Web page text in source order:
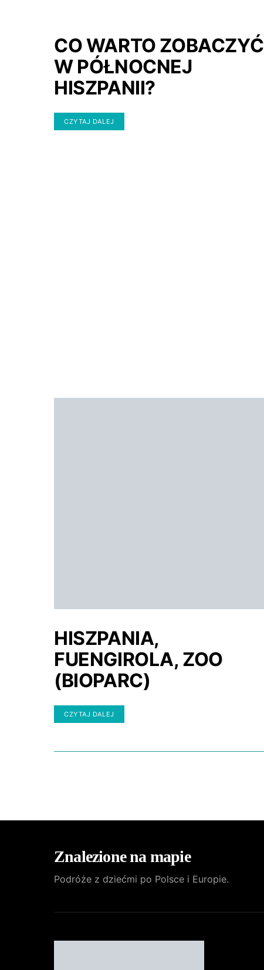
CO WARTO ZOBACZYĆ
W PÓŁNOCNEJ
HISZPANII?
CZYTAJ DALEJ
HISZPANIA,
FUENGIROLA, ZOO
(BIOPARC)
CZYTAJ DALEJ
Znalezione na mapie
Podróże z dziećmi po Polsce i Europie.